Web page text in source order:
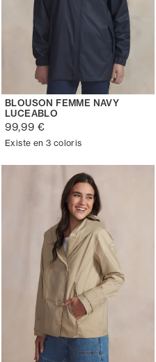
BLOUSON FEMME NAVY
LUCEABLO
99,99 €
Existe en 3 coloris